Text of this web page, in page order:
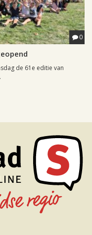
0
de 61e editie van